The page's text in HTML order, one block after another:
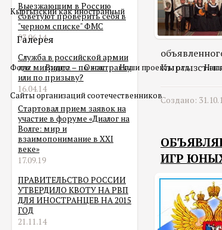
Кыргызский как иностранный
Галерея
Фото Видео О нас Наши проекты олд
Сайты организаций соотечественников
Выезжающим в Россию
советуют проверить себя в
"черном списке" ФМС
03.06.14
Служба в российской армии
для мигранта – по контракту
или по призыву?
16.04.14
Стартовал прием заявок на
участие в форуме «Диалог на
Волге: мир и
взаимопонимание в XXI
веке»
17.09.19
ПРАВИТЕЛЬСТВО РОССИИ
УТВЕРДИЛО КВОТУ НА РВП
ДЛЯ ИНОСТРАНЦЕВ НА 2015
ГОД
21.11.14
Создано:
ИГР